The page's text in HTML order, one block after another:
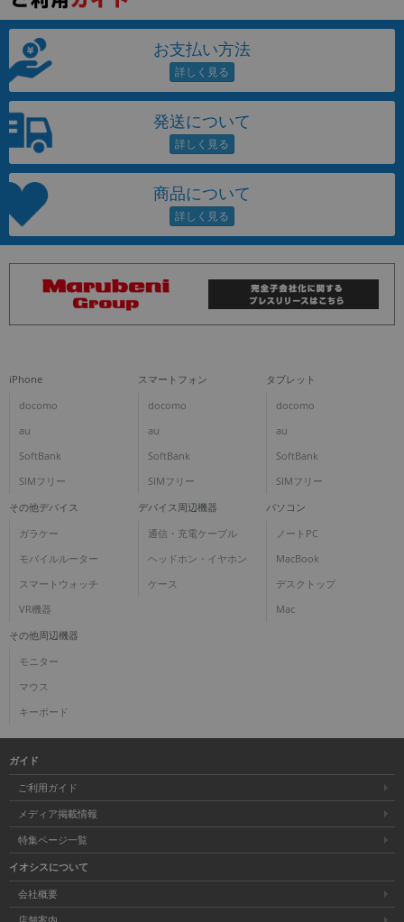
お支払い方法
発送について
商品について
iPhone
docomo
au
SoftBank
SIMフリー
スマートフォン
docomo
au
SoftBank
SIMフリー
タブレット
docomo
au
SoftBank
SIMフリー
その他デバイス
ガラケー
モバイルルーター
スマートウォッチ
VR機器
デバイス周辺機器
通信・充電ケーブル
ヘッドホン・イヤホン
ケース
パソコン
ノートPC
MacBook
デスクトップ
Mac
その他周辺機器
モニター
マウス
キーボード
ガイド
ご利用ガイド
メディア掲載情報
特集ページ一覧
イオシスについて
会社概要